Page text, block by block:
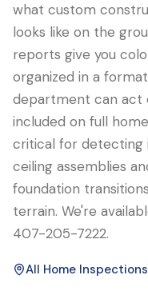
what custom
looks like on the
reports give you
organized in a
department can act
included on full
critical for detecting
ceiling assemblies
foundation
terrain. We're
407-205-7222.
All Home